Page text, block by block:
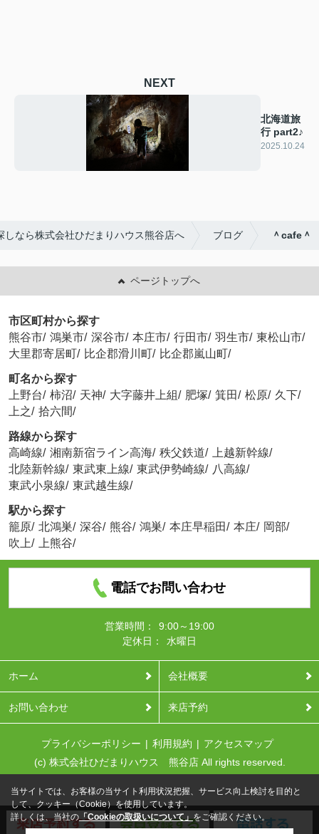
NEXT
北海道旅
行 part2♪
2025.10.24
しなら株式会社ひだまりハウス熊谷店へ ブログ ＾cafe＾
ページトップへ
市区町村から探す
熊谷市/ 鴻巣市/ 深谷市/ 本庄市/ 行田市/ 羽生市/ 東松山市/
大里郡寄居町/ 比企郡滑川町/ 比企郡嵐山町/
町名から探す
上野台/ 柿沼/ 天神/ 大字藤井上組/ 肥塚/ 箕田/ 松原/ 久下/
上之/ 拾六間/
路線から探す
高崎線/ 湘南新宿ライン高海/ 秩父鉄道/ 上越新幹線/
北陸新幹線/ 東武東上線/ 東武伊勢崎線/ 八高線/
東武小泉線/ 東武越生線/
駅から探す
籠原/ 北鴻巣/ 深谷/ 熊谷/ 鴻巣/ 本庄早稲田/ 本庄/ 岡部/
吹上/ 上熊谷/
電話でお問い合わせ
営業時間：
9:00～19:00
定休日：
水曜日
ホーム 会社概要
お問い合わせ 来店予約
プライバシーポリシー 利用規約
アクセスマップ
(c) 株式会社ひだまりハウス 熊谷店 All rights reserved.
当サイトでは、お客様の当サイト利用状況把握、サービス向上検討を目的と
して、クッキー（Cookie）を使用しています。
詳しくは、当社の「Cookieの取扱いについて」をご確認ください。